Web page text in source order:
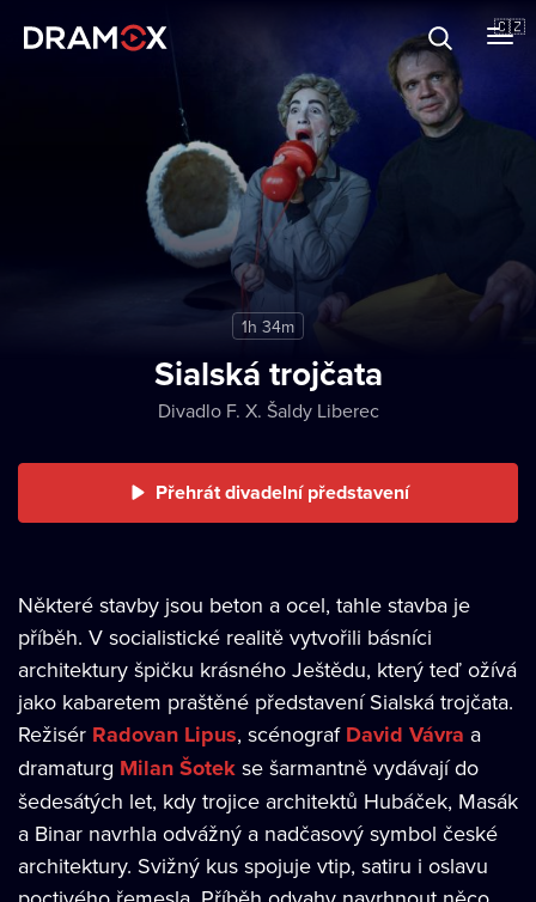
🇨🇿
Dárkové poukazy
Registrujte se
1h 34m
Sialská trojčata
Divadlo F. X. Šaldy Liberec
Přehrát divadelní představení
Některé stavby jsou beton a ocel, tahle stavba je
příběh. V socialistické realitě vytvořili básníci
architektury špičku krásného Ještědu, který teď ožívá
jako kabaretem praštěné představení Sialská trojčata.
Režisér Radovan Lipus, scénograf David Vávra a
dramaturg Milan Šotek se šarmantně vydávají do
šedesátých let, kdy trojice architektů Hubáček, Masák
a Binar navrhla odvážný a nadčasový symbol české
architektury. Svižný kus spojuje vtip, satiru i oslavu